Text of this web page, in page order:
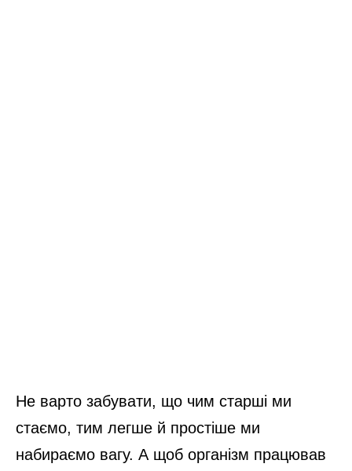
Не варто забувати, що чим старші ми
стаємо, тим легше й простіше ми
набираємо вагу. А щоб організм працював